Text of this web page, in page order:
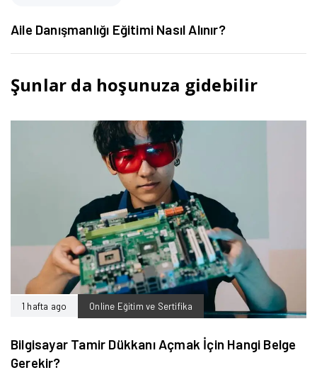
Aile Danışmanlığı Eğitimi Nasıl Alınır?
Şunlar da hoşunuza gidebilir
1 hafta ago Online Eğitim ve Sertifika
Bilgisayar Tamir Dükkanı Açmak İçin Hangi Belge
Gerekir?